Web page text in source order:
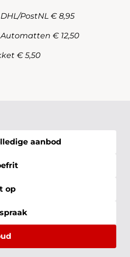
PostNL € 8,95
€ 12,50
€ 5,50
aanbod
op